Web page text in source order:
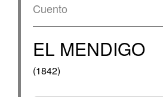
Cuento
EL MENDIGO
(1842)